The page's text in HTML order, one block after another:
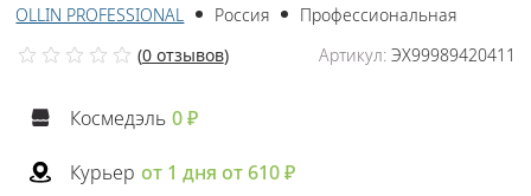
OLLIN PROFESSIONAL Россия
Профессиональная
Артикул:ЭХ99989420411
(0 отзывов)
Космедэль 0 ₽
Курьер от 1 дня от 610 ₽